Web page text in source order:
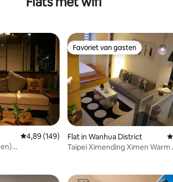
147 recensies
Gemiddelde beoordeling van 4,89 op 5, 149
4,89 (149)
Favoriet van gasten
Favoriet van gasten
Flat in Wanhua District
Taipei Ximending Ximen Warm
Station 3 minuten